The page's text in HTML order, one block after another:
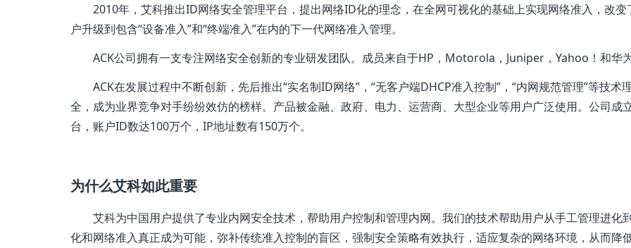
2010年，艾科推出ID网络安全管理平台，提出网络ID化的理念，在全网可视化的基础上实现网络准入，改
户升级到包含“设备准入”和“终端准入”在内的下一代网络准入管理。
ACK公司拥有一支专注网络安全创新的专业研发团队。成员来自于HP，Motorola，Juniper，Yahoo！和华
ACK在发展过程中不断创新，先后推出“实名制ID网络”，“无客户端DHCP准入控制”，“内网规范管理”等技
全，成为业界竞争对手纷纷效仿的榜样。产品被金融、政府、电力、运营商、大型企业等用户广泛使用。公司
台，账户ID数达100万个，IP地址数有150万个。
为什么艾科如此重要
艾科为中国用户提供了专业内网安全技术，帮助用户控制和管理内网。我们的技术帮助用户从手工管理进
化和网络准入真正成为可能，弥补传统准入控制的盲区，强制安全策略有效执行，适应复杂的网络环境，从而降